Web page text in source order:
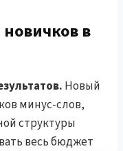
в
Новый
минус-слов,
структуры
весь бюджет